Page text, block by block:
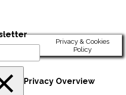
Privacy & Cookies
Policy
Privacy Overview